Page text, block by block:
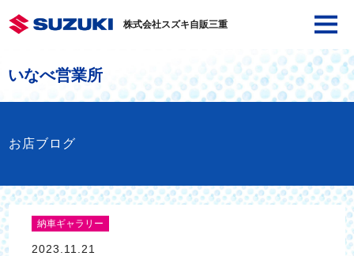
株式会社スズキ自販三重
いなべ営業所
お店ブログ
納車ギャラリー
2023.11.21